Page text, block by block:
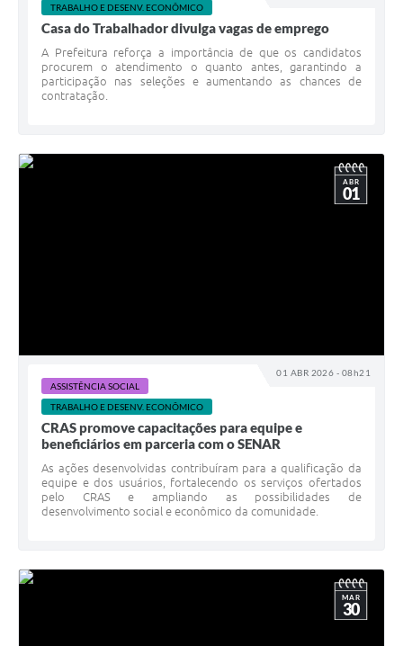
TRABALHO E DESENV. ECONÔMICO
Casa do Trabalhador divulga vagas de emprego
A Prefeitura reforça a importância de que os candidatos
procurem o atendimento o quanto antes, garantindo a
participação nas seleções e aumentando as chances de
contratação.
01 ABR 2026 - 08h21
ABR
01
ASSISTÊNCIA SOCIAL
TRABALHO E DESENV. ECONÔMICO
CRAS promove capacitações para equipe e
beneficiários em parceria com o SENAR
As ações desenvolvidas contribuíram para a qualificação da
equipe e dos usuários, fortalecendo os serviços ofertados
pelo CRAS e ampliando as possibilidades de
desenvolvimento social e econômico da comunidade.
MAR
30